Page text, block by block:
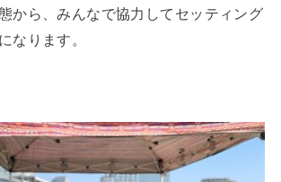
から、みんなで協力してセッティング
なります。